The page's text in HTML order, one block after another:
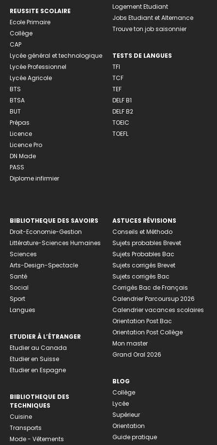
REUSSITE SCOLAIRE
Ecole Primaire
Collège
CAP
Lycée général et technologique
Lycée Professionnel
Lycée Agricole
BTS
BTSA
BUT
Prépas
Licence
Licence Pro
DN Made
PASS
Diplome infirmier
Logement Etudiant
Jobs Etudiant et Alternance
Trouve ton job saisonnier
TESTS DE LANGUES
TFI
TCF
TEF
DELF B1
DELF B2
TOEIC
TOEFL
BIBLIOTHEQUE DES SAVOIRS
Droit-Economie-Gestion
Littérature-Sciences Humaines
Sciences
Arts-Design-Spectacle
Santé
Social
Sport
Langues
ETUDIER À L’ÉTRANGER
Etudier au Canada
Etudier en Suisse
Etudier en Espagne
BIBLIOTHEQUE DES
TECHNIQUES
Cuisine
Transports
Mode - Vêtements
ASTUCES RÉVISIONS
Conseils et Méthodo
Sujets probables Brevet
Sujets Probables Bac
Sujets corrigés Brevet
Sujets corrigés Bac
Corrigés Bac de Français
Calendrier Parcoursup 2026
Calendrier vacances scolaires
Orientation Post Bac
Orientation Post Collège
Mon master
Grand Oral 2026
BLOG
Collège
Lycée
Supérieur
Orientation
Guide pratique